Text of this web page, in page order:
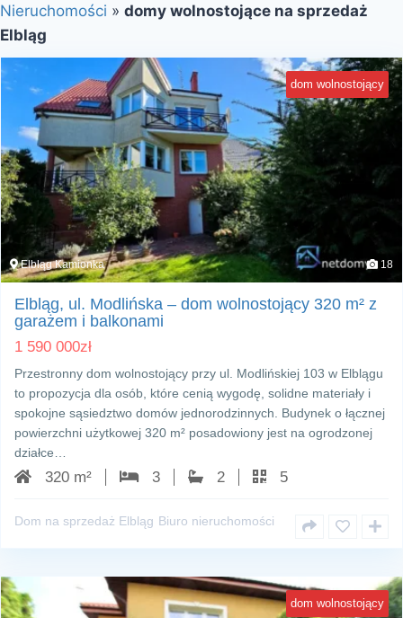
Nieruchomości » domy wolnostojące na sprzedaż
Elbląg
dom wolnostojący
Elbląg Kamionka 18
Elbląg, ul. Modlińska – dom wolnostojący 320 m² z
garażem i balkonami
1 590 000zł
Przestronny dom wolnostojący przy ul. Modlińskiej 103 w Elblągu
to propozycja dla osób, które cenią wygodę, solidne materiały i
spokojne sąsiedztwo domów jednorodzinnych. Budynek o łącznej
powierzchni użytkowej 320 m² posadowiony jest na ogrodzonej
działce…
320 m² 3 2 5
Dom na sprzedaż Elbląg Biuro nieruchomości
dom wolnostojący